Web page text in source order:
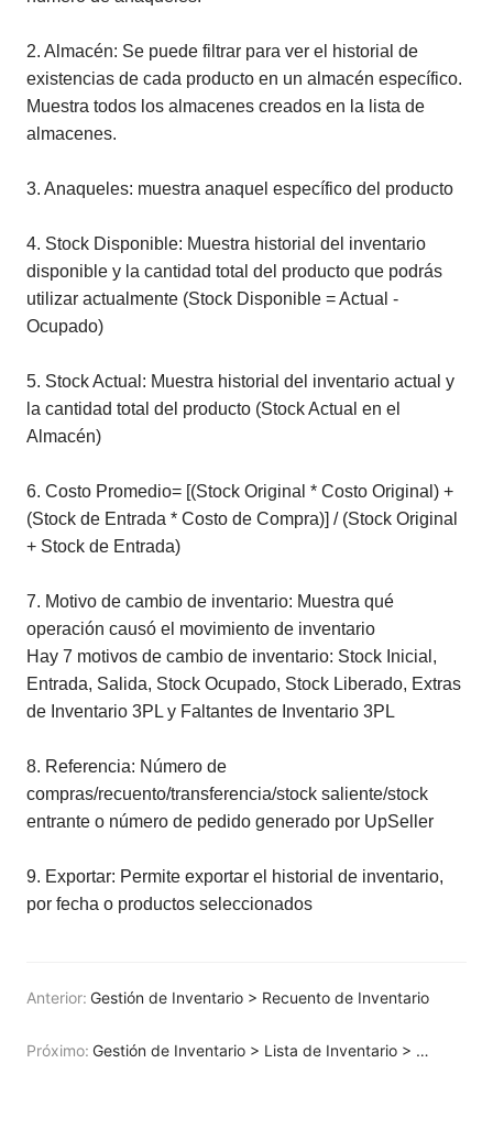
2. Almacén: Se puede filtrar para ver el historial de
existencias de cada producto en un almacén específico.
Muestra todos los almacenes creados en la lista de
almacenes.
3. Anaqueles: muestra anaquel específico del producto
4. Stock Disponible: Muestra historial del inventario
disponible y la cantidad total del producto que podrás
utilizar actualmente (Stock Disponible = Actual -
Ocupado)
5. Stock Actual: Muestra historial del inventario actual y
la cantidad total del producto (Stock Actual en el
Almacén)
6. Costo Promedio= [(Stock Original * Costo Original) +
(Stock de Entrada * Costo de Compra)] / (Stock Original
+ Stock de Entrada)
7. Motivo de cambio de inventario: Muestra qué
operación causó el movimiento de inventario
Hay 7 motivos de cambio de inventario: Stock Inicial,
Entrada, Salida, Stock Ocupado, Stock Liberado, Extras
de Inventario 3PL y Faltantes de Inventario 3PL
8. Referencia: Número de
compras/recuento/transferencia/stock saliente/stock
entrante o número de pedido generado por UpSeller
9. Exportar: Permite exportar el historial de inventario,
por fecha o productos seleccionados
Anterior: Gestión de Inventario > Recuento de Inventario
Próximo: Gestión de Inventario > Lista de Inventario > Configurar Stock Mínimo